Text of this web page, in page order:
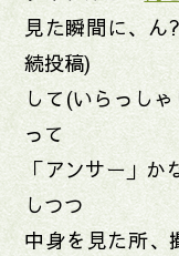
見た瞬間に、ん
続投稿)
して(いらっし
って
「アンサー」か
しつつ
中身を見た所、